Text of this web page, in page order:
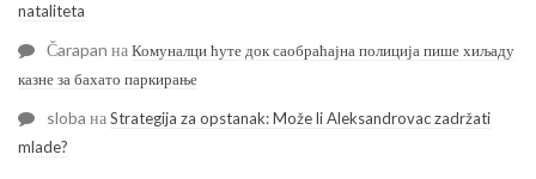
nataliteta
Čarapan наКомуналци ћуте док саобраћајна полиција пише хиљаду
казне за бахато паркирање
sloba наStrategija za opstanak: Može li Aleksandrovac zadržati
mlade?